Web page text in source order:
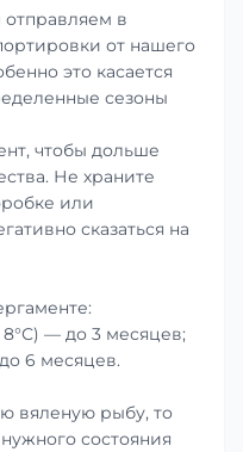
в
от нашего
это касается
сезоны
чтобы дольше
Не храните
или
сказаться на
8°С) — до 3 месяцев;
6 месяцев.
вяленую рыбу, то
состояния